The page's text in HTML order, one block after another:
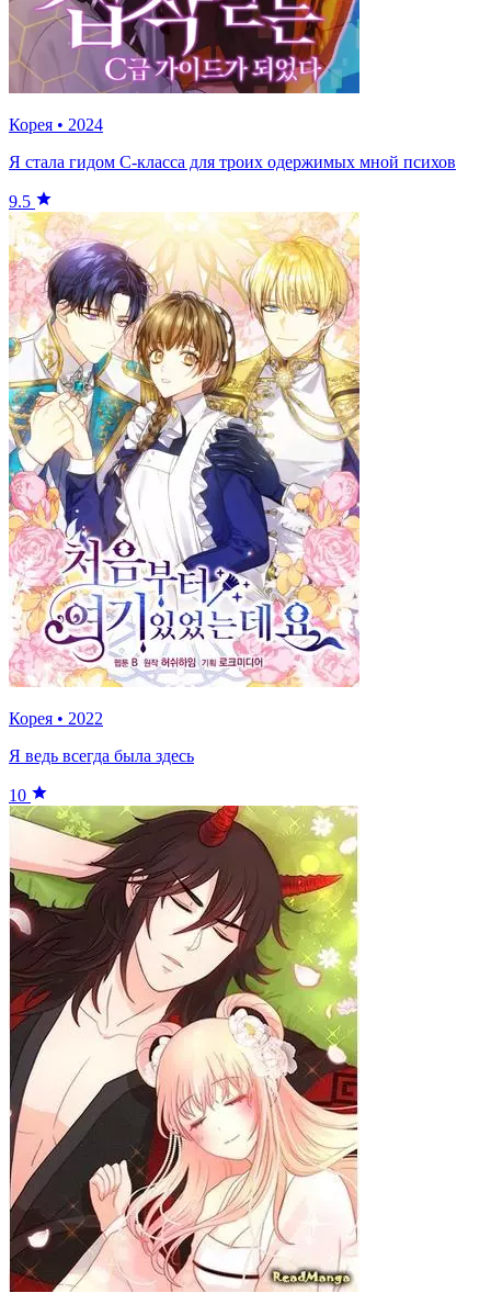
Корея • 2024
Я стала гидом С-класса для троих одержимых мной психов
9.5
Корея • 2022
Я ведь всегда была здесь
10